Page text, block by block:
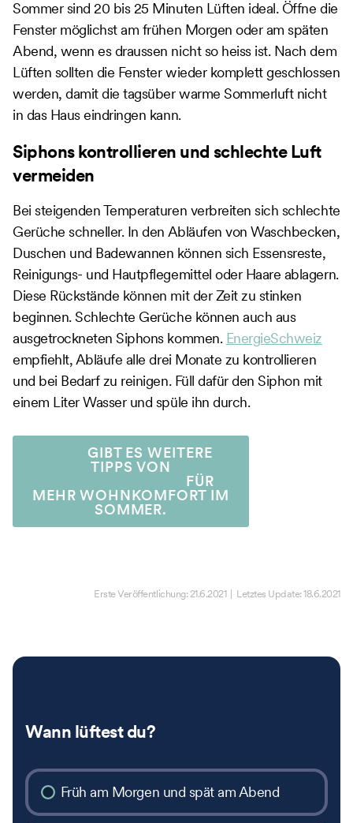
Sommer sind 20 bis 25 Minuten Lüften ideal. Öffne die
Fenster möglichst am frühen Morgen oder am späten
Abend, wenn es draussen nicht so heiss ist. Nach dem
Lüften sollten die Fenster wieder komplett geschlossen
werden, damit die tagsüber warme Sommerluft nicht
in das Haus eindringen kann.
Siphons kontrollieren und schlechte Luft
vermeiden
Bei steigenden Temperaturen verbreiten sich schlechte
Gerüche schneller. In den Abläufen von Waschbecken,
Duschen und Badewannen können sich Essensreste,
Reinigungs- und Hautpflegemittel oder Haare ablagern.
Diese Rückstände können mit der Zeit zu stinken
beginnen. Schlechte Gerüche können auch aus
ausgetrockneten Siphons kommen. EnergieSchweiz
empfiehlt, Abläufe alle drei Monate zu kontrollieren
und bei Bedarf zu reinigen. Füll dafür den Siphon mit
einem Liter Wasser und spüle ihn durch.
GIBT ES WEITERE
TIPPS VON
FÜR
MEHR WOHNKOMFORT IM
SOMMER.
Erste Veröffentlichung:21.6.2021| Letztes Update:18.6.2021
Wann lüftest du?
Früh am Morgen und spät am Abend